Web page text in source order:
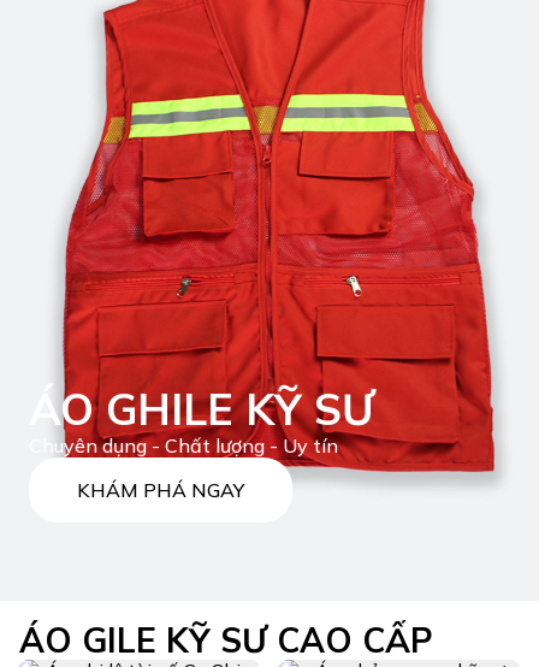
ÁO GHILE KỸ SƯ
Chuyên dụng - Chất lượng - Uy tín
KHÁM PHÁ NGAY
ÁO GILE KỸ SƯ CAO CẤP